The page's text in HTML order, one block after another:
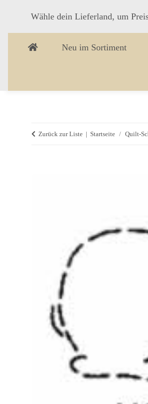
Wähle dein Lieferland, um
Neu im Sortiment
Zurück zur Liste Startseite Quilt-